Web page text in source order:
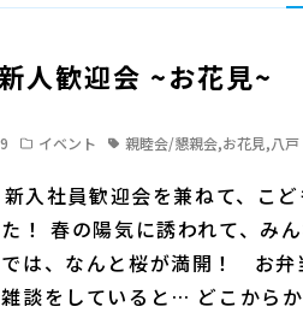
人歓迎会 ~お花見~
イベント 親睦会/懇親会,お花見,八戸
入社員歓迎会を兼ねて、こ
！ 春の陽気に誘われて、み
は、なんと桜が満開！ お弁
談をしていると… どこから